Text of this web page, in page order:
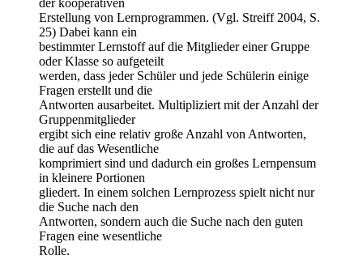
der kooperativen
Erstellung von Lernprogrammen. (Vgl. Streiff 2004, S.
25) Dabei kann ein
bestimmter Lernstoff auf die Mitglieder einer Gruppe
oder Klasse so aufgeteilt
werden, dass jeder Schüler und jede Schülerin einige
Fragen erstellt und die
Antworten ausarbeitet. Multipliziert mit der Anzahl der
Gruppenmitglieder
ergibt sich eine relativ große Anzahl von Antworten,
die auf das Wesentliche
komprimiert sind und dadurch ein großes Lernpensum
in kleinere Portionen
gliedert. In einem solchen Lernprozess spielt nicht nur
die Suche nach den
Antworten, sondern auch die Suche nach den guten
Fragen eine wesentliche
Rolle.